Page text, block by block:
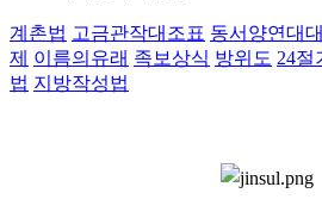
계촌법 고금관작대조표 동서양연대
제 이름의유래 족보상식 방위도 24절
법 지방작성법